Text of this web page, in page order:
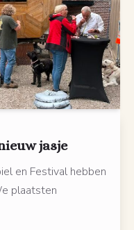
jasje
en Festival hebben
plaatsten